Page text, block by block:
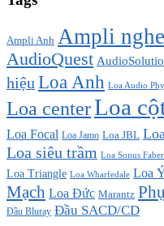
Ampli Anh Ampli
AudioQuest
hiệu Loa Anh Loa Audio
Loa centerLoa
Loa Focal Loa Jamo Loa JBL
Loa siêu trầm Loa Sonus Faber
Loa Triangle Loa Wharfedale Loa
Mạch Loa Đức Marantz
Đầu Bluray Đầu SACD/CD